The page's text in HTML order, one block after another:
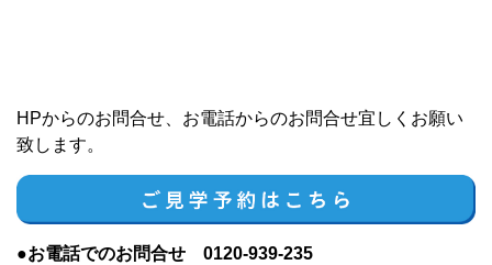
HPからのお問合せ、お電話からのお問合せ宜しくお願い
致します。
●お電話でのお問合せ 0120-939-235